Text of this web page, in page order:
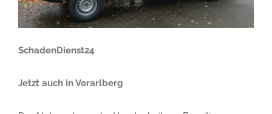
SchadenDienst24
Jetzt auch in Vorarlberg